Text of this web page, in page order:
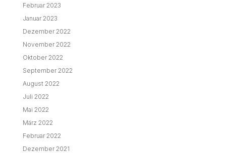
Februar 2023
Januar 2023
Dezember 2022
November 2022
Oktober 2022
September 2022
August 2022
Juli 2022
Mai 2022
März 2022
Februar 2022
Dezember 2021